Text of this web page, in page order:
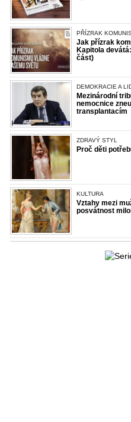
PŘÍZRAK
Jak přízrak
Kapitola
část)
DEMOKRACIE A
Mezinárodní
nemocnice
transplantacím
ZDRAVÝ STYL
Proč děti
KULTURA
Vztahy mezi
posvátnost